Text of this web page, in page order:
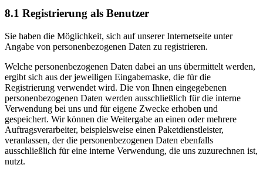
8.1 Registrierung als Benutzer
Sie haben die Möglichkeit, sich auf unserer Internetseite unter
Angabe von personenbezogenen Daten zu registrieren.
Welche personenbezogenen Daten dabei an uns übermittelt werden,
ergibt sich aus der jeweiligen Eingabemaske, die für die
Registrierung verwendet wird. Die von Ihnen eingegebenen
personenbezogenen Daten werden ausschließlich für die interne
Verwendung bei uns und für eigene Zwecke erhoben und
gespeichert. Wir können die Weitergabe an einen oder mehrere
Auftragsverarbeiter, beispielsweise einen Paketdienstleister,
veranlassen, der die personenbezogenen Daten ebenfalls
ausschließlich für eine interne Verwendung, die uns zuzurechnen ist,
nutzt.